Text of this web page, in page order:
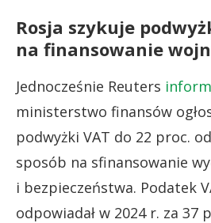
Rosja szykuje
na finansowanie
Jednocześnie Reuters
ministerstwo finansów
podwyżki VAT do 22 proc.
sposób na sfinansowanie
i bezpieczeństwa. Podatek
odpowiadał w 2024 r. za 37